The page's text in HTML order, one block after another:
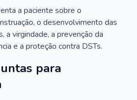
a paciente sobre o
o desenvolvimento das
a virgindade, a prevenção da
e a proteção contra DSTs.
para